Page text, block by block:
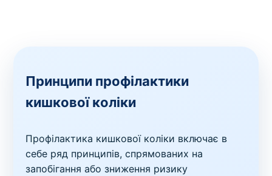
Принципи профілактики
кишкової коліки
Профілактика кишкової коліки включає в
себе ряд принципів, спрямованих на
запобігання або зниження ризику